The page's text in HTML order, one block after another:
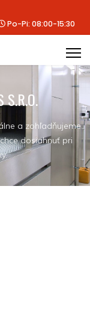
Po-Pi: 08:00-15:30
S.R.O.
a zohľadňujeme
dosiahnuť pri